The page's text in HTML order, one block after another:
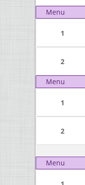
Menu
1
2
Menu
1
2
Menu